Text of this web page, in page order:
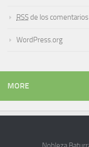
RSS de los comentarios
WordPress.org
MORE